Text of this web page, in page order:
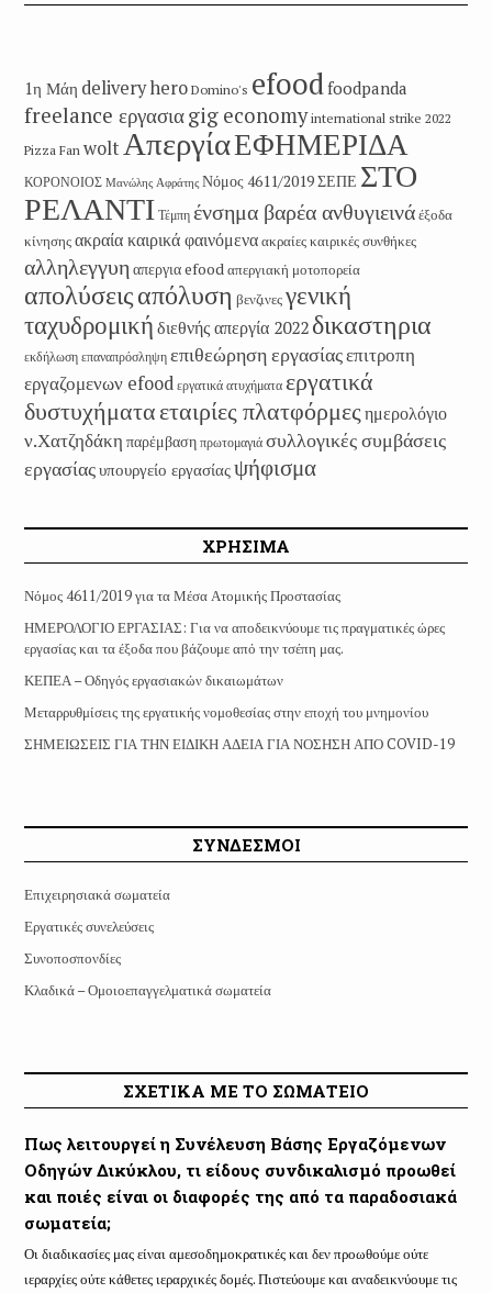
1η Μάη delivery hero Domino's efoodfoodpanda
freelance εργασιαgig economy international strike 2022
Pizza Fan woltΑπεργίαΕΦΗΜΕΡΙΔΑ
ΚΟΡΟΝΟΙΟΣ Μανώλης Αφράτης Νόμος 4611/2019ΣΕΠΕ ΣΤΟ
ΡΕΛΑΝΤΙ Τέμπη ένσημα βαρέα ανθυγιεινάέξοδα
κίνησηςακραία καιρικά φαινόμεναακραίες καιρικές συνθήκες
αλληλεγγυη απεργια efoodαπεργιακή μοτοπορεία
απολύσειςαπόλυση βενζινεςγενική
ταχυδρομική διεθνής απεργία 2022 δικαστηρια
εκδήλωση επαναπρόσληψη επιθεώρηση εργασίαςεπιτροπη
εργαζομενων efood εργατικά ατυχήματα εργατικά
δυστυχήματαεταιρίες πλατφόρμες ημερολόγιο
ν.Χατζηδάκη παρέμβαση πρωτομαγιά συλλογικές συμβάσεις
εργασίαςυπουργείο εργασίαςψήφισμα
ΧΡΗΣΙΜΑ
Νόμος 4611/2019 για τα Μέσα Ατομικής Προστασίας
ΗΜΕΡΟΛΟΓΙΟ ΕΡΓΑΣΙΑΣ: Για να αποδεικνύουμε τις πραγματικές ώρες
εργασίας και τα έξοδα που βάζουμε από την τσέπη μας.
ΚΕΠΕΑ – Οδηγός εργασιακών δικαιωμάτων
Μεταρρυθμίσεις της εργατικής νομοθεσίας στην εποχή του μνημονίου
ΣΗΜΕΙΩΣΕΙΣ ΓΙΑ ΤΗΝ ΕΙΔΙΚΗ ΑΔΕΙΑ ΓΙΑ ΝΟΣΗΣΗ ΑΠΟ COVID-19
ΣΥΝΔΕΣΜΟΙ
Επιχειρησιακά σωματεία
Εργατικές συνελεύσεις
Συνοποσπονδίες
Κλαδικά – Ομοιοεπαγγελματικά σωματεία
ΣΧΕΤΙΚΑ ΜΕ ΤΟ ΣΩΜΑΤΕΙΟ
Πως λειτουργεί η Συνέλευση Βάσης Εργαζόμενων
Οδηγών Δικύκλου, τι είδους συνδικαλισμό προωθεί
και ποιές είναι οι διαφορές της από τα παραδοσιακά
σωματεία;
Οι διαδικασίες μας είναι αμεσοδημοκρατικές και δεν προωθούμε ούτε
ιεραρχίες ούτε κάθετες ιεραρχικές δομές. Πιστεύουμε και αναδεικνύουμε τις